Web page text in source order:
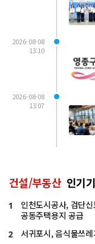
2026-08-08
13:10
2026-08-08
13:07
건설/부동산 인기
1
인천도시공사, 검단
공동주택용지 공급
2 서귀포시, 음식물쓰